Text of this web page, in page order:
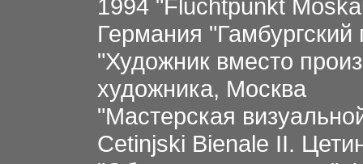
1994 "Fluchtpunkt
Германия
"Художник вместо
художника, Москва
"Мастерская
Cetinjski Bienale II.